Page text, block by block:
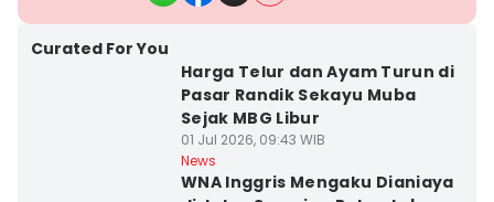
Curated For You
Harga Telur dan Ayam Turun di
Pasar Randik Sekayu Muba
Sejak MBG Libur
01 Jul 2026, 09:43 WIB
News
WNA Inggris Mengaku Dianiaya